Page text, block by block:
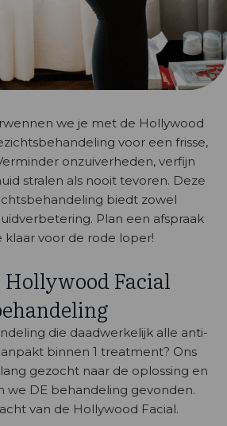
we je met de Hollywood
voor een frisse,
onzuiverheden, verfijn
stralen als nooit tevoren. Deze
biedt zowel
Plan een afspraak
klaar voor de rode loper!
Hollywood Facial
die daadwerkelijk alle anti-
binnen 1 treatment? Ons
gezocht naar de oplossing en
we DE behandeling gevonden.
van de Hollywood Facial.